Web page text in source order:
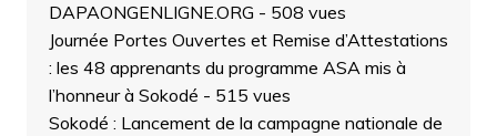
DAPAONGENLIGNE.ORG - 508 vues
Journée Portes Ouvertes et Remise d’Attestations
: les 48 apprenants du programme ASA mis à
l’honneur à Sokodé - 515 vues
Sokodé : Lancement de la campagne nationale de